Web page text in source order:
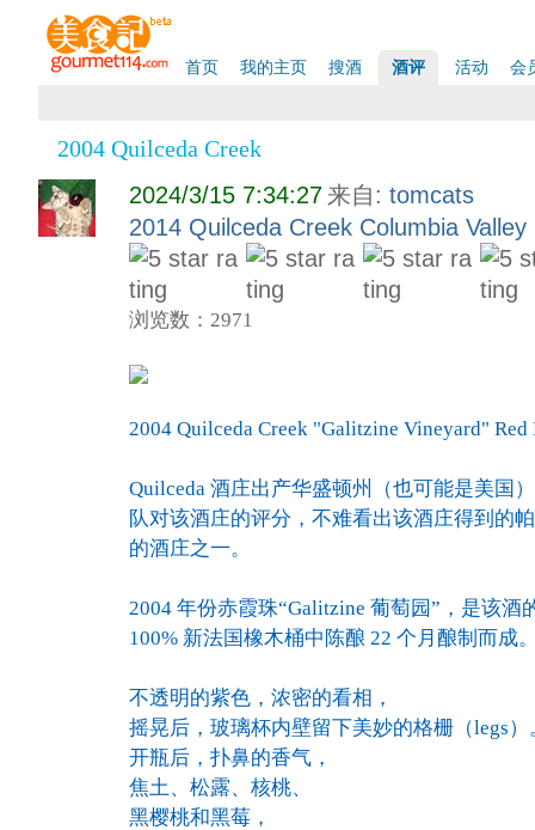
首页 我的主页 搜酒 酒评 活动 会
2004 Quilceda Creek
2024/3/15 7:34:27 来自: tomcats
2014 Quilceda Creek Columbia
浏览数：2971
2004 Quilceda Creek "Galitzine Vineyard"
Quilceda 酒庄出产华盛顿州（也可能是美国
队对该酒庄的评分，不难看出该酒庄得到的
的酒庄之一。
2004 年份赤霞珠“Galitzine 葡萄园”，是该酒
100% 新法国橡木桶中陈酿 22 个月酿制而成
不透明的紫色，浓密的看相，
摇晃后，玻璃杯内壁留下美妙的格栅（legs）
开瓶后，扑鼻的香气，
焦土、松露、核桃、
黑樱桃和黑莓，